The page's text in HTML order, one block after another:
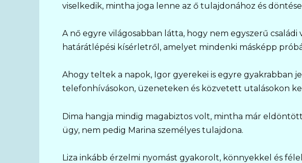
viselkedik, mintha joga lenne az ő tulajdonához és
A nő egyre világosabban látta, hogy nem egyszerű családi
határátlépési kísérletről, amelyet mindenki másképp
Ahogy teltek a napok, Igor gyerekei is egyre gyakrabban
telefonhívásokon, üzeneteken és közvetett utalásokon
Dima hangja mindig magabiztos volt, mintha már
ügy, nem pedig Marina személyes tulajdona.
Liza inkább érzelmi nyomást gyakorolt, könnyekkel és